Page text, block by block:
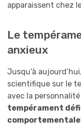
apparaissent chez
Le
anxieux
Jusqu’à
scientifique sur le
avec la
tempérament